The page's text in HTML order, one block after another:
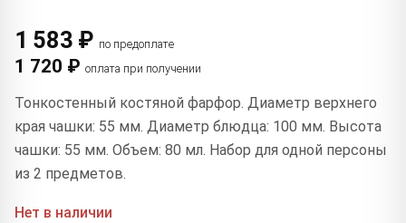
1 583 ₽ по предоплате
1 720 ₽ оплата при получении
Тонкостенный костяной фарфор. Диаметр верхнего
края чашки: 55 мм. Диаметр блюдца: 100 мм. Высота
чашки: 55 мм. Объем: 80 мл. Набор для одной персоны
из 2 предметов.
Нет в наличии